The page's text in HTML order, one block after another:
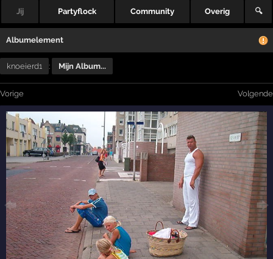
Jij Partyflock Community Overig 🔍
Albumelement
knoeierd1 : Mijn Album...
Vorige Volgende